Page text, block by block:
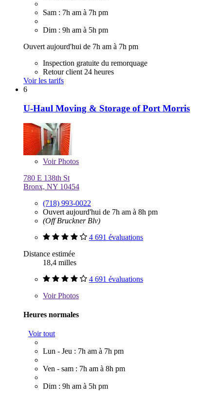
Sam : 7h am à 7h pm
Dim : 9h am à 5h pm
Ouvert aujourd'hui de 7h am à 7h pm
Inspection gratuite du remorquage
Retour client 24 heures
Voir les tarifs
6
U-Haul Moving & Storage of Port Morris
VoirPhotos
780 E 138th St
Bronx, NY 10454
(718) 993-0022
Ouvert aujourd'hui de 7h am à 8h pm
(Off Bruckner Blv)
4 691 évaluations
Distance estimée
18,4 milles
4 691 évaluations
VoirPhotos
Heures normales
Voir tout
Lun - Jeu : 7h am à 7h pm
Ven - sam : 7h am à 8h pm
Dim : 9h am à 5h pm